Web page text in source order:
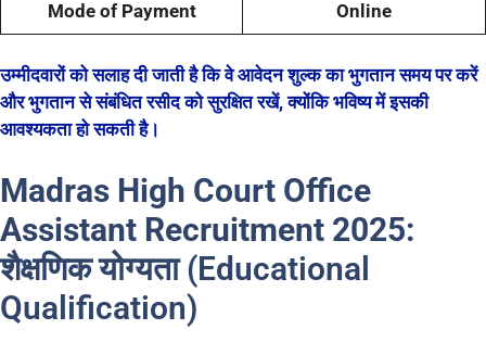
Mode of Payment Online
उम्मीदवारों को सलाह दी जाती है कि वे आवेदन शुल्क का भुगतान समय पर करें
और भुगतान से संबंधित रसीद को सुरक्षित रखें, क्योंकि भविष्य में इसकी
आवश्यकता हो सकती है।
Madras High Court Office
Assistant Recruitment 2025:
शैक्षणिक योग्यता (Educational
Qualification)